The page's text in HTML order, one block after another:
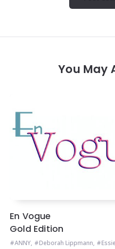
You May
En Vogue
Gold Edition
ANNY, Deborah Lippmann, Essie